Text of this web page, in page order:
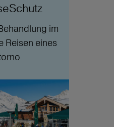
im
Reisen eines